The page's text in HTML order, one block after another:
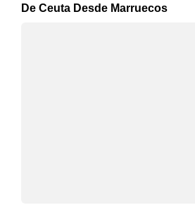
De Ceuta Desde Marruecos